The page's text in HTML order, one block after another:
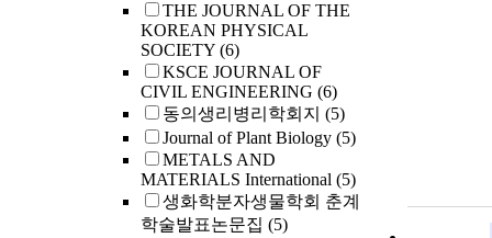
THE JOURNAL OF THE
KOREAN PHYSICAL
SOCIETY (6)
KSCE JOURNAL OF
CIVIL ENGINEERING (6)
동의생리병리학회지 (5)
Journal of Plant Biology (5)
METALS AND
MATERIALS International (5)
생화학분자생물학회 춘계
학술발표논문집 (5)